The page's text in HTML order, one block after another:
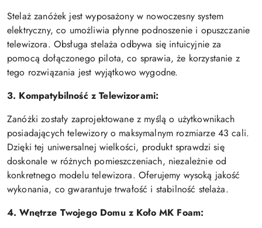
Stelaż zanóżek jest wyposażony w nowoczesny system
elektryczny, co umożliwia płynne podnoszenie i opuszczanie
telewizora. Obsługa stelaża odbywa się intuicyjnie za
pomocą dołączonego pilota, co sprawia, że korzystanie z
tego rozwiązania jest wyjątkowo wygodne.
3. Kompatybilność z Telewizorami:
Zanóżki zostały zaprojektowane z myślą o użytkownikach
posiadających telewizory o maksymalnym rozmiarze 43 cali.
Dzięki tej uniwersalnej wielkości, produkt sprawdzi się
doskonale w różnych pomieszczeniach, niezależnie od
konkretnego modelu telewizora. Oferujemy wysoką jakość
wykonania, co gwarantuje trwałość i stabilność stelaża.
4. Wnętrze Twojego Domu z Koło MK Foam: